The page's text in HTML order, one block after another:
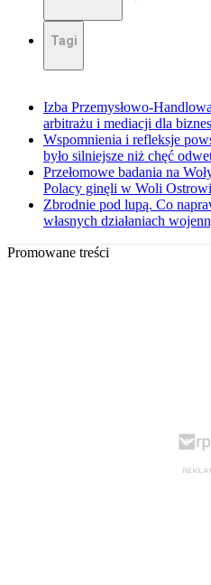
Tagi
Izba Przemysłowo-
arbitrażu i mediacji dla
Wspomnienia i refleksje
było silniejsze niż chęć
Przełomowe badania na
Polacy ginęli w Woli
Zbrodnie pod lupą. Co
własnych działaniach
Promowane treści